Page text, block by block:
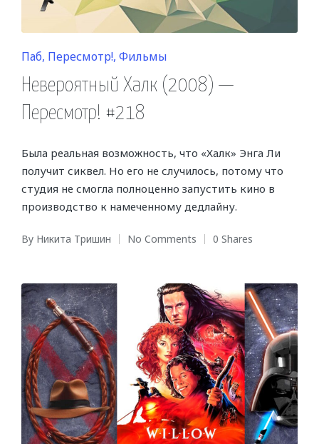
Posted
in
Паб Пересмотр! Фильмы
Невероятный Халк (2008) —
Пересмотр! #218
Была реальная возможность, что «Халк» Энга Ли
получит сиквел. Но его не случилось, потому что
студия не смогла полноценно запустить кино в
производство к намеченному дедлайну.
Posted
By Никита Тришин No Comments 0 Shares